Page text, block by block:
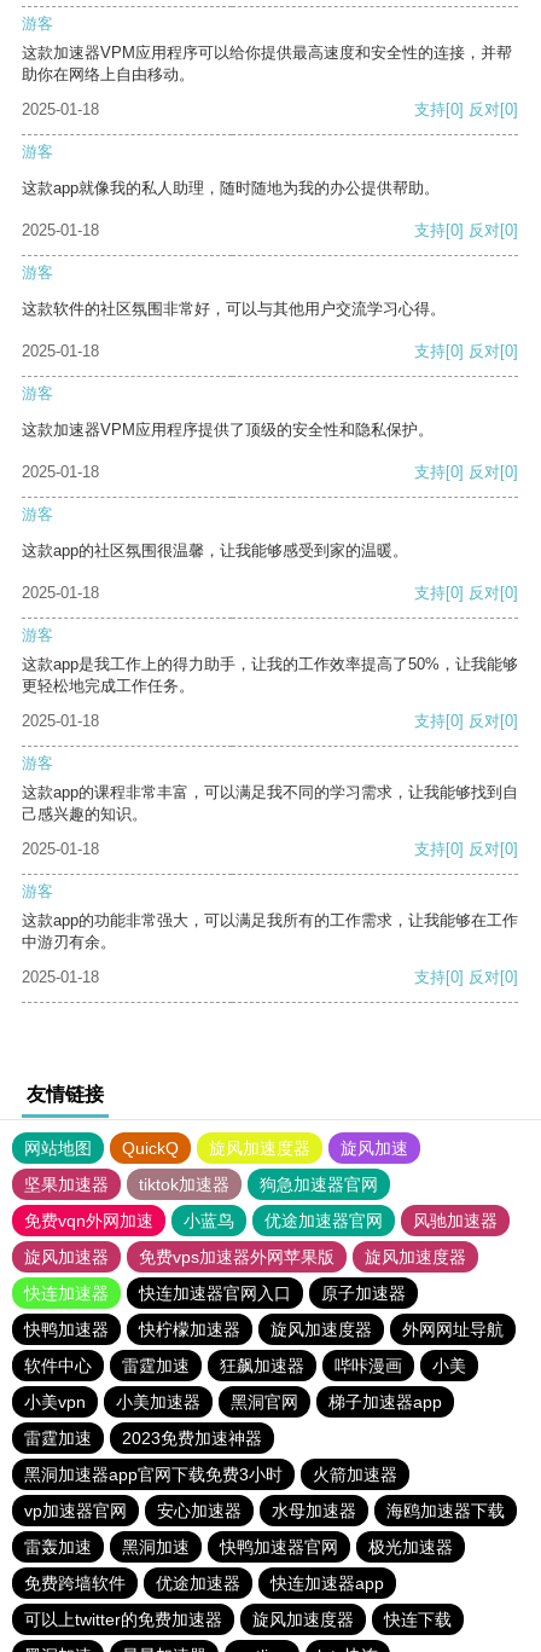
游客
这款加速器VPM应用程序可以给你提供最高速度和安全性的连接，并帮
助你在网络上自由移动。
2025-01-18
支持[0] 反对[0]
游客
这款app就像我的私人助理，随时随地为我的办公提供帮助。
2025-01-18 支持[0] 反对[0]
游客
这款软件的社区氛围非常好，可以与其他用户交流学习心得。
2025-01-18 支持[0] 反对[0]
游客
这款加速器VPM应用程序提供了顶级的安全性和隐私保护。
2025-01-18 支持[0] 反对[0]
游客
这款app的社区氛围很温馨，让我能够感受到家的温暖。
2025-01-18 支持[0] 反对[0]
游客
这款app是我工作上的得力助手，让我的工作效率提高了50%，让我能够
更轻松地完成工作任务。
2025-01-18
支持[0] 反对[0]
游客
这款app的课程非常丰富，可以满足我不同的学习需求，让我能够找到自
己感兴趣的知识。
2025-01-18
支持[0] 反对[0]
游客
这款app的功能非常强大，可以满足我所有的工作需求，让我能够在工作
中游刃有余。
2025-01-18
支持[0] 反对[0]
友情链接
网站地图 QuickQ 旋风加速度器
旋风加速
坚果加速器
tiktok加速器
狗急加速器官网
免费vqn外网加速
小蓝鸟 优途加速器官网
风驰加速器
旋风加速器
免费vps加速器外网苹果版
旋风加速度器
快连加速器
快连加速器官网入口
原子加速器
快鸭加速器
快柠檬加速器 旋风加速度器
外网网址导航
软件中心
雷霆加速 狂飙加速器 哔咔漫画
小美
小美vpn
小美加速器 黑洞官网
梯子加速器app
雷霆加速
2023免费加速神器
黑洞加速器app官网下载免费3小时
火箭加速器
vp加速器官网
安心加速器 水母加速器
海鸥加速器下载
雷轰加速
黑洞加速 快鸭加速器官网
极光加速器
免费跨墙软件
优途加速器
快连加速器app
可以上twitter的免费加速器
旋风加速度器
快连下载